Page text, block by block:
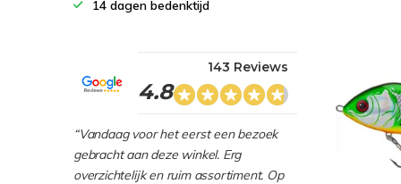
14 dagen bedenktijd
4.8
143 Reviews
“Vandaag voor het eerst een bezoek
gebracht aan deze winkel. Erg
overzichtelijk en ruim assortiment. Op